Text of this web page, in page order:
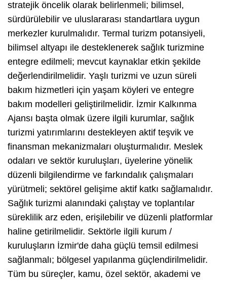
stratejik öncelik olarak belirlenmeli; bilimsel,
sürdürülebilir ve uluslararası standartlara uygun
merkezler kurulmalıdır. Termal turizm potansiyeli,
bilimsel altyapı ile desteklenerek sağlık turizmine
entegre edilmeli; mevcut kaynaklar etkin şekilde
değerlendirilmelidir. Yaşlı turizmi ve uzun süreli
bakım hizmetleri için yaşam köyleri ve entegre
bakım modelleri geliştirilmelidir. İzmir Kalkınma
Ajansı başta olmak üzere ilgili kurumlar, sağlık
turizmi yatırımlarını destekleyen aktif teşvik ve
finansman mekanizmaları oluşturmalıdır. Meslek
odaları ve sektör kuruluşları, üyelerine yönelik
düzenli bilgilendirme ve farkındalık çalışmaları
yürütmeli; sektörel gelişime aktif katkı sağlamalıdır.
Sağlık turizmi alanındaki çalıştay ve toplantılar
süreklilik arz eden, erişilebilir ve düzenli platformlar
haline getirilmelidir. Sektörle ilgili kurum /
kuruluşların İzmir'de daha güçlü temsil edilmesi
sağlanmalı; bölgesel yapılanma güçlendirilmelidir.
Tüm bu süreçler, kamu, özel sektör, akademi ve